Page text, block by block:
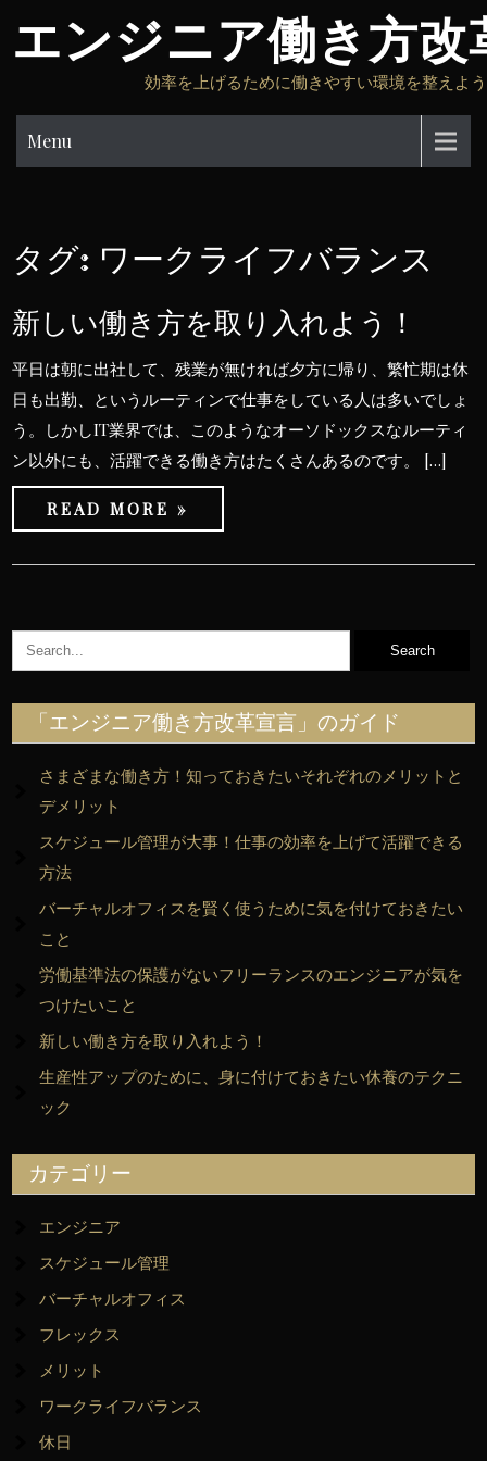
エンジニア働き方改
効率を上げるために働きやすい環境を整えよう
Menu
タグ: ワークライフバランス
新しい働き方を取り入れよう！
平日は朝に出社して、残業が無ければ夕方に帰り、繁忙期は休
日も出勤、というルーティンで仕事をしている人は多いでしょ
う。しかしIT業界では、このようなオーソドックスなルーティ
ン以外にも、活躍できる働き方はたくさんあるのです。 […]
READ MORE »
「エンジニア働き方改革宣言」のガイド
さまざまな働き方！知っておきたいそれぞれのメリットと
デメリット
スケジュール管理が大事！仕事の効率を上げて活躍できる
方法
バーチャルオフィスを賢く使うために気を付けておきたい
こと
労働基準法の保護がないフリーランスのエンジニアが気を
つけたいこと
新しい働き方を取り入れよう！
生産性アップのために、身に付けておきたい休養のテクニ
ック
カテゴリー
エンジニア
スケジュール管理
バーチャルオフィス
フレックス
メリット
ワークライフバランス
休日